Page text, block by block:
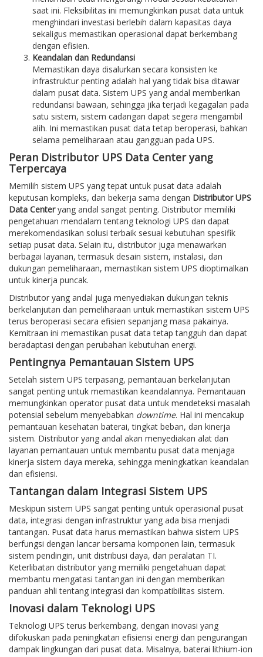
saat ini. Fleksibilitas ini memungkinkan pusat data untuk
menghindari investasi berlebih dalam kapasitas daya
sekaligus memastikan operasional dapat berkembang
dengan efisien.
Keandalan dan Redundansi
Memastikan daya disalurkan secara konsisten ke
infrastruktur penting adalah hal yang tidak bisa ditawar
dalam pusat data. Sistem UPS yang andal memberikan
redundansi bawaan, sehingga jika terjadi kegagalan pada
satu sistem, sistem cadangan dapat segera mengambil
alih. Ini memastikan pusat data tetap beroperasi, bahkan
selama pemeliharaan atau gangguan pada UPS.
Peran Distributor UPS Data Center yang
Terpercaya
Memilih sistem UPS yang tepat untuk pusat data adalah
keputusan kompleks, dan bekerja sama dengan Distributor UPS
Data Centeryang andal sangat penting. Distributor memiliki
pengetahuan mendalam tentang teknologi UPS dan dapat
merekomendasikan solusi terbaik sesuai kebutuhan spesifik
setiap pusat data. Selain itu, distributor juga menawarkan
berbagai layanan, termasuk desain sistem, instalasi, dan
dukungan pemeliharaan, memastikan sistem UPS dioptimalkan
untuk kinerja puncak.
Distributor yang andal juga menyediakan dukungan teknis
berkelanjutan dan pemeliharaan untuk memastikan sistem UPS
terus beroperasi secara efisien sepanjang masa pakainya.
Kemitraan ini memastikan pusat data tetap tangguh dan dapat
beradaptasi dengan perubahan kebutuhan energi.
Pentingnya Pemantauan Sistem UPS
Setelah sistem UPS terpasang, pemantauan berkelanjutan
sangat penting untuk memastikan keandalannya. Pemantauan
memungkinkan operator pusat data untuk mendeteksi masalah
potensial sebelum menyebabkan downtime. Hal ini mencakup
pemantauan kesehatan baterai, tingkat beban, dan kinerja
sistem. Distributor yang andal akan menyediakan alat dan
layanan pemantauan untuk membantu pusat data menjaga
kinerja sistem daya mereka, sehingga meningkatkan keandalan
dan efisiensi.
Tantangan dalam Integrasi Sistem UPS
Meskipun sistem UPS sangat penting untuk operasional pusat
data, integrasi dengan infrastruktur yang ada bisa menjadi
tantangan. Pusat data harus memastikan bahwa sistem UPS
berfungsi dengan lancar bersama komponen lain, termasuk
sistem pendingin, unit distribusi daya, dan peralatan TI.
Keterlibatan distributor yang memiliki pengetahuan dapat
membantu mengatasi tantangan ini dengan memberikan
panduan ahli tentang integrasi dan kompatibilitas sistem.
Inovasi dalam Teknologi UPS
Teknologi UPS terus berkembang, dengan inovasi yang
difokuskan pada peningkatan efisiensi energi dan pengurangan
dampak lingkungan dari pusat data. Misalnya, baterai lithium-ion